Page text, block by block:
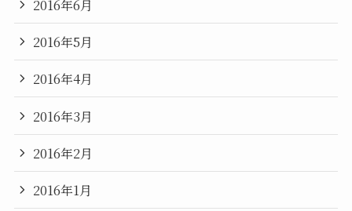
2016年6月
2016年5月
2016年4月
2016年3月
2016年2月
2016年1月